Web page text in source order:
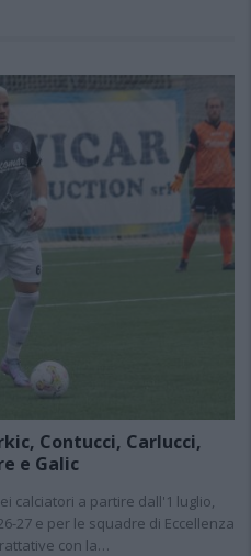
Contucci, Carlucci,
e Galic
calciatori a partire dall'1 luglio,
27 e per le squadre di Eccellenza
con la…